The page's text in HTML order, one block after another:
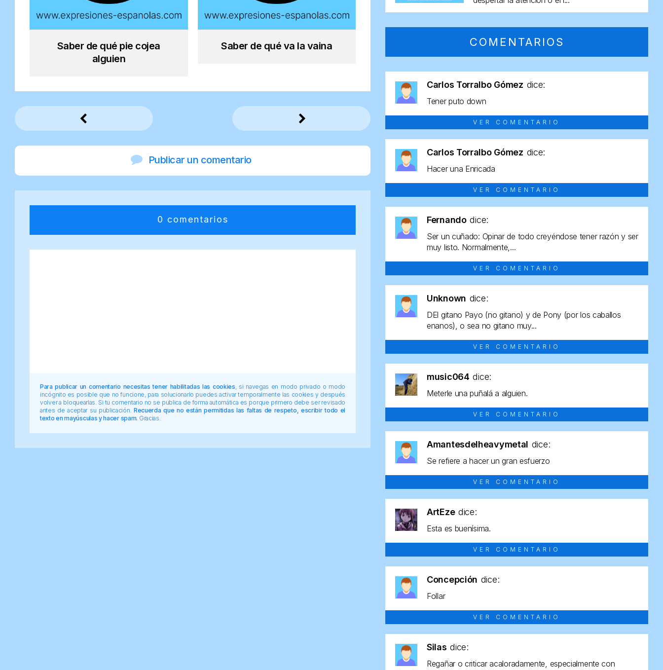
Saber de qué pie cojea
alguien
Saber de qué va la vaina
Publicar un comentario
0 comentarios
Para publicar un comentario necesitas tener habilitadas las cookies , si navegas en modo privado o modo
incógnito es posible que no funcione, para solucionarlo puedes activar temporalmente las cookies y después
volver a bloquearlas. Si tu comentario no se publica de forma automática es porque primero debe ser revisado
antes de aceptar su publicación. Recuerda que no están permitidas las faltas de respeto, escribir todo el
texto en mayúsculas y hacer spam. Gracias.
COMENTARIOS
Carlos Torralbo Gómez dice:
Tener puto down
VER COMENTARIO
Carlos Torralbo Gómez dice:
Hacer una Enricada
VER COMENTARIO
Fernando dice:
Ser un cuñado: Opinar de todo creyéndose tener razón y ser
muy listo. Normalmente,...
VER COMENTARIO
Unknown dice:
DEl gitano Payo (no gitano) y de Pony (por los caballos
enanos), o sea no gitano muy...
VER COMENTARIO
music064 dice:
Meterle una puñalá a alguien.
VER COMENTARIO
Amantesdelheavymetal dice:
Se refiere a hacer un gran esfuerzo
VER COMENTARIO
ArtEze dice:
Esta es buenísima.
VER COMENTARIO
Concepción dice:
Follar
VER COMENTARIO
Silas dice:
Regañar o criticar acaloradamente, especialmente con